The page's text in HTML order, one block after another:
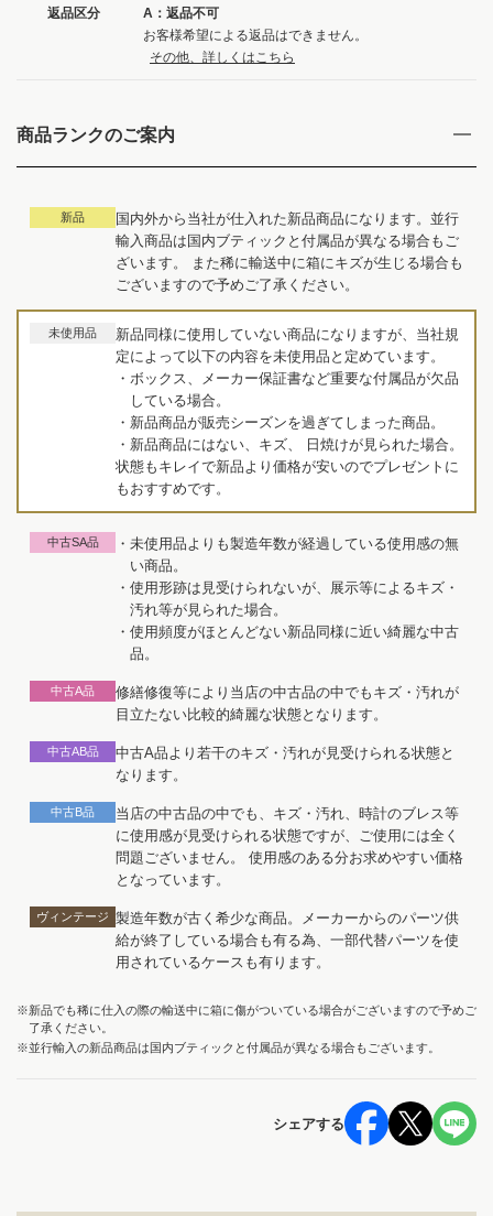
返品区分
A：返品不可
お客様希望による返品はできません。
その他、詳しくはこちら
商品ランクのご案内
新品
国内外から当社が仕入れた新品商品になります。並行
輸入商品は国内ブティックと付属品が異なる場合もご
ざいます。 また稀に輸送中に箱にキズが生じる場合も
ございますので予めご了承ください。
未使用品
新品同様に使用していない商品になりますが、当社規
定によって以下の内容を未使用品と定めています。
・ボックス、メーカー保証書など重要な付属品が欠品
している場合。
・新品商品が販売シーズンを過ぎてしまった商品。
・新品商品にはない、キズ、 日焼けが見られた場合。
状態もキレイで新品より価格が安いのでプレゼントに
もおすすめです。
中古SA品
・未使用品よりも製造年数が経過している使用感の無
い商品。
・使用形跡は見受けられないが、展示等によるキズ・
汚れ等が見られた場合。
・使用頻度がほとんどない新品同様に近い綺麗な中古
品。
中古A品
修繕修復等により当店の中古品の中でもキズ・汚れが
目立たない比較的綺麗な状態となります。
中古AB品
中古A品より若干のキズ・汚れが見受けられる状態と
なります。
中古B品
当店の中古品の中でも、キズ・汚れ、時計のブレス等
に使用感が見受けられる状態ですが、ご使用には全く
問題ございません。 使用感のある分お求めやすい価格
となっています。
ヴィンテージ 製造年数が古く希少な商品。メーカーからのパーツ供
給が終了している場合も有る為、一部代替パーツを使
用されているケースも有ります。
※新品でも稀に仕入の際の輸送中に箱に傷がついている場合がございますので予めご
了承ください。
※並行輸入の新品商品は国内ブティックと付属品が異なる場合もございます。
シェアする